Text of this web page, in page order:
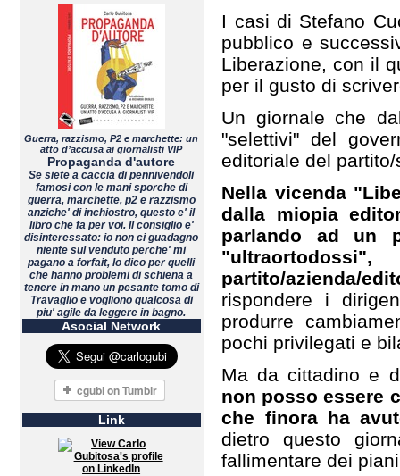
Guerra, razzismo, P2 e marchette: un
atto d’accusa ai giornalisti VIP
Propaganda d'autore
Se siete a caccia di pennivendoli
famosi con le mani sporche di
guerra, marchette, p2 e razzismo
anziche' di inchiostro, questo e' il
libro che fa per voi. Il consiglio e'
disinteressato: io non ci guadagno
niente sul venduto perche' mi
pagano a forfait, lo dico per quelli
che hanno problemi di schiena a
tenere in mano un pesante tomo di
Travaglio e vogliono qualcosa di
piu' agile da leggere in bagno.
Asocial Network
Link
I casi di Stefano
pubblico e
Liberazione, con il
per il gusto di
Un giornale che
"selettivi" del
editoriale del
Nella vicenda
dalla miopia
parlando ad un
partito/azienda/
rispondere i
produrre
pochi privilegati e
Ma da cittadino e
non posso essere
che finora ha
dietro questo
fallimentare dei